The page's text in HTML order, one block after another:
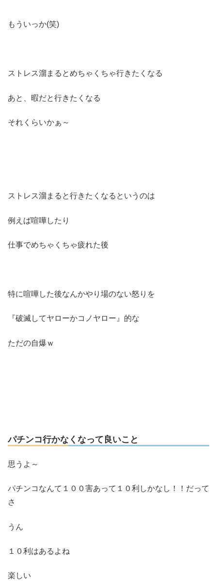
もういっか(笑)
ストレス溜まるとめちゃくちゃ行きたくなる
あと、暇だと行きたくなる
それくらいかぁ～
ストレス溜まると行きたくなるというのは
例えば喧嘩したり
仕事でめちゃくちゃ疲れた後
特に喧嘩した後なんかやり場のない怒りを
『破滅してヤローかコノヤロー』的な
ただの自爆ｗ
パチンコ行かなくなって良いこと
思うよ～
パチンコなんて１００害あって１０利しかなし！！だって
さ
うん
１０利はあるよね
楽しい